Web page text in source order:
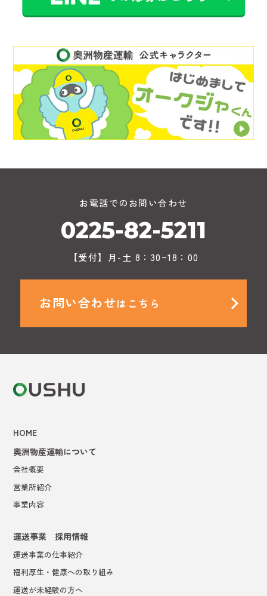
お電話でのお問い合わせ
0225-82-5211
【受付】月-土 8：30~18：00
お問い合わせはこちら
HOME
奥洲物産運輸について
会社概要
営業所紹介
事業内容
運送事業 採用情報
運送事業の仕事紹介
福利厚生・健康への取り組み
運送が未経験の方へ